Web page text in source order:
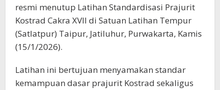
resmi menutup Latihan Standardisasi Prajurit
Kostrad Cakra XVII di Satuan Latihan Tempur
(Satlatpur) Taipur, Jatiluhur, Purwakarta, Kamis
(15/1/2026).
Latihan ini bertujuan menyamakan standar
kemampuan dasar prajurit Kostrad sekaligus